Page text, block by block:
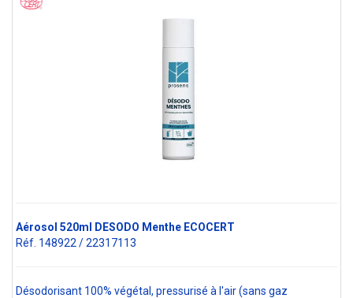
Aérosol 520ml DESODO Menthe ECOCERT
Réf. 148922 / 22317113
Désodorisant 100% végétal, pressurisé à l'air (sans gaz